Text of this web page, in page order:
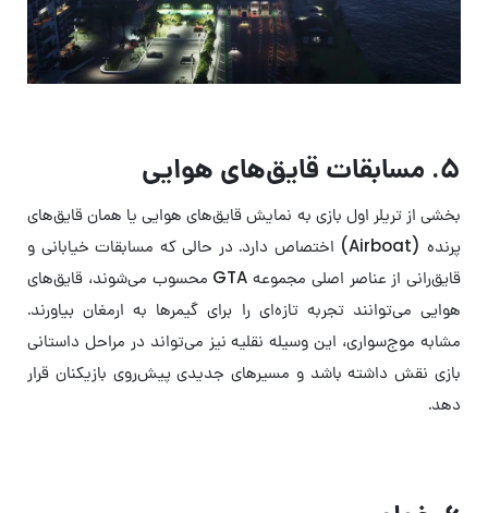
۵. مسابقات قایق‌های هوایی
بخشی از تریلر اول بازی به نمایش قایق‌های هوایی یا همان قایق‌های
پرنده (Airboat) اختصاص دارد. در حالی که مسابقات خیابانی و
قایق‌رانی از عناصر اصلی مجموعه GTA محسوب می‌شوند، قایق‌های
هوایی می‌توانند تجربه تازه‌ای را برای گیمرها به ارمغان بیاورند.
مشابه موج‌سواری، این وسیله نقلیه نیز می‌تواند در مراحل داستانی
بازی نقش داشته باشد و مسیرهای جدیدی پیش‌روی بازیکنان قرار
دهد.